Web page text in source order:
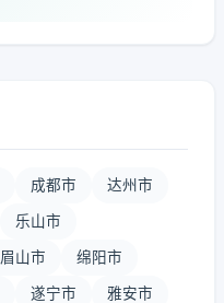
成都市 达州市
乐山市
眉山市 绵阳市
遂宁市 雅安市